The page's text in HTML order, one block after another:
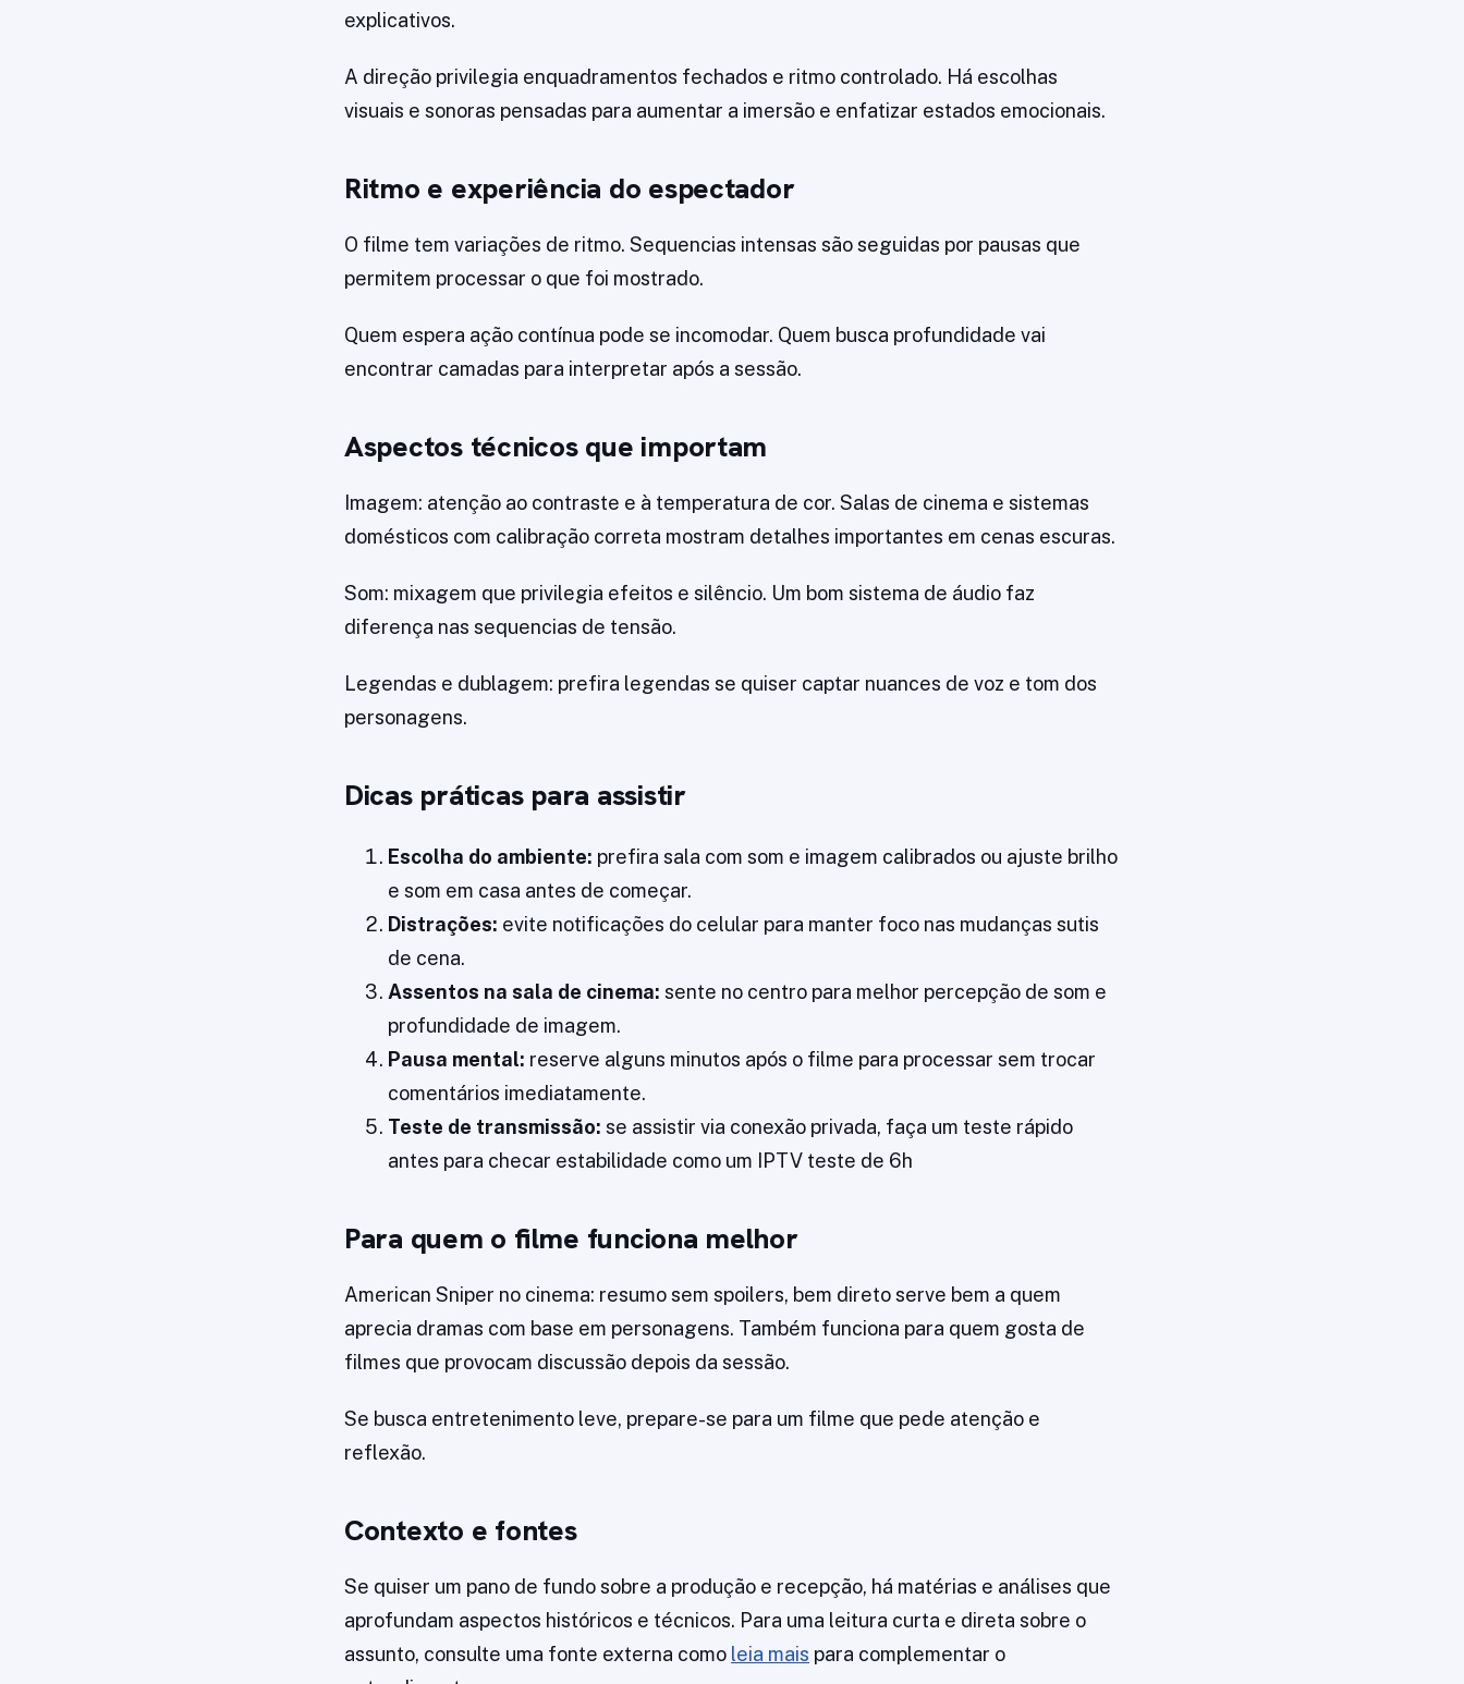
explicativos.
A direção privilegia enquadramentos fechados e ritmo controlado. Há escolhas
visuais e sonoras pensadas para aumentar a imersão e enfatizar estados emocionais.
Ritmo e experiência do espectador
O filme tem variações de ritmo. Sequencias intensas são seguidas por pausas que
permitem processar o que foi mostrado.
Quem espera ação contínua pode se incomodar. Quem busca profundidade vai
encontrar camadas para interpretar após a sessão.
Aspectos técnicos que importam
Imagem: atenção ao contraste e à temperatura de cor. Salas de cinema e sistemas
domésticos com calibração correta mostram detalhes importantes em cenas escuras.
Som: mixagem que privilegia efeitos e silêncio. Um bom sistema de áudio faz
diferença nas sequencias de tensão.
Legendas e dublagem: prefira legendas se quiser captar nuances de voz e tom dos
personagens.
Dicas práticas para assistir
Escolha do ambiente: prefira sala com som e imagem calibrados ou ajuste brilho
e som em casa antes de começar.
Distrações: evite notificações do celular para manter foco nas mudanças sutis
de cena.
Assentos na sala de cinema: sente no centro para melhor percepção de som e
profundidade de imagem.
Pausa mental: reserve alguns minutos após o filme para processar sem trocar
comentários imediatamente.
Teste de transmissão: se assistir via conexão privada, faça um teste rápido
antes para checar estabilidade como um IPTV teste de 6h
Para quem o filme funciona melhor
American Sniper no cinema: resumo sem spoilers, bem direto serve bem a quem
aprecia dramas com base em personagens. Também funciona para quem gosta de
filmes que provocam discussão depois da sessão.
Se busca entretenimento leve, prepare-se para um filme que pede atenção e
reflexão.
Contexto e fontes
Se quiser um pano de fundo sobre a produção e recepção, há matérias e análises que
aprofundam aspectos históricos e técnicos. Para uma leitura curta e direta sobre o
assunto, consulte uma fonte externa como leia mais para complementar o